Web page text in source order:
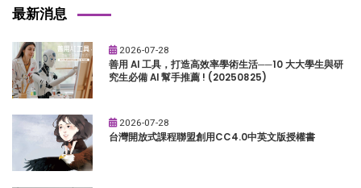
最新消息
2026-07-28
善用 AI 工具，打造高效率學術生活──10 大大學生與研
究生必備 AI 幫手推薦 ! (20250825)
2026-07-28
台灣開放式課程聯盟創用CC4.0中英文版授權書